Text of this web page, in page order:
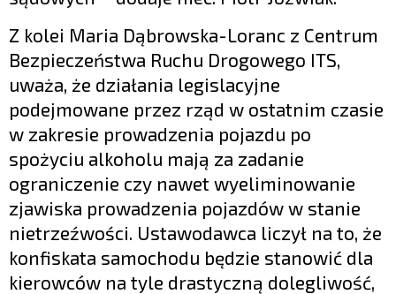
Z kolei Maria Dąbrowska-Loranc z Centrum
Bezpieczeństwa Ruchu Drogowego ITS,
uważa, że działania legislacyjne
podejmowane przez rząd w ostatnim czasie
w zakresie prowadzenia pojazdu po
spożyciu alkoholu mają za zadanie
ograniczenie czy nawet wyeliminowanie
zjawiska prowadzenia pojazdów w stanie
nietrzeźwości. Ustawodawca liczył na to, że
konfiskata samochodu będzie stanowić dla
kierowców na tyle drastyczną dolegliwość,